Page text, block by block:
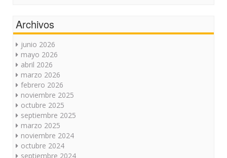
Archivos
junio 2026
mayo 2026
abril 2026
marzo 2026
febrero 2026
noviembre 2025
octubre 2025
septiembre 2025
marzo 2025
noviembre 2024
octubre 2024
septiembre 2024